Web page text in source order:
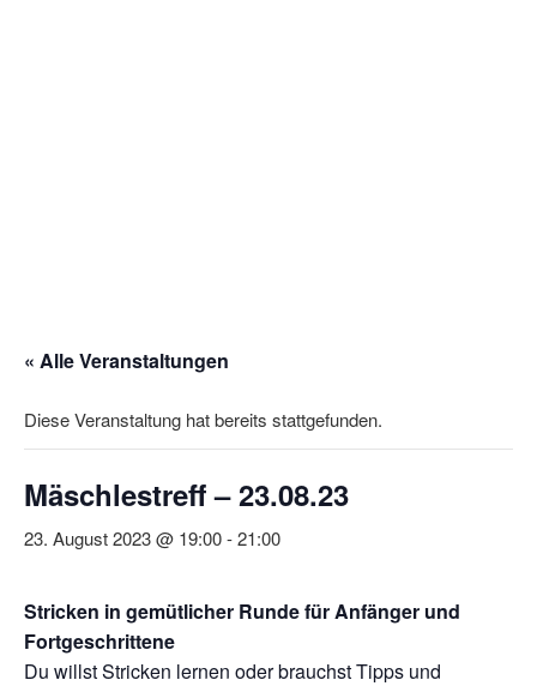
« Alle Veranstaltungen
Diese Veranstaltung hat bereits stattgefunden.
Mäschlestreff – 23.08.23
23. August 2023 @ 19:00-21:00
Stricken in gemütlicher Runde für Anfänger und
Fortgeschrittene
Du willst Stricken lernen oder brauchst Tipps und